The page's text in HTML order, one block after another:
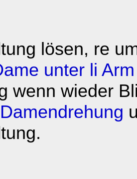
lösen, re
unter li
wenn wieder
Damendrehung